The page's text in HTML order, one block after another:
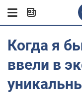
Когда я
ввели в